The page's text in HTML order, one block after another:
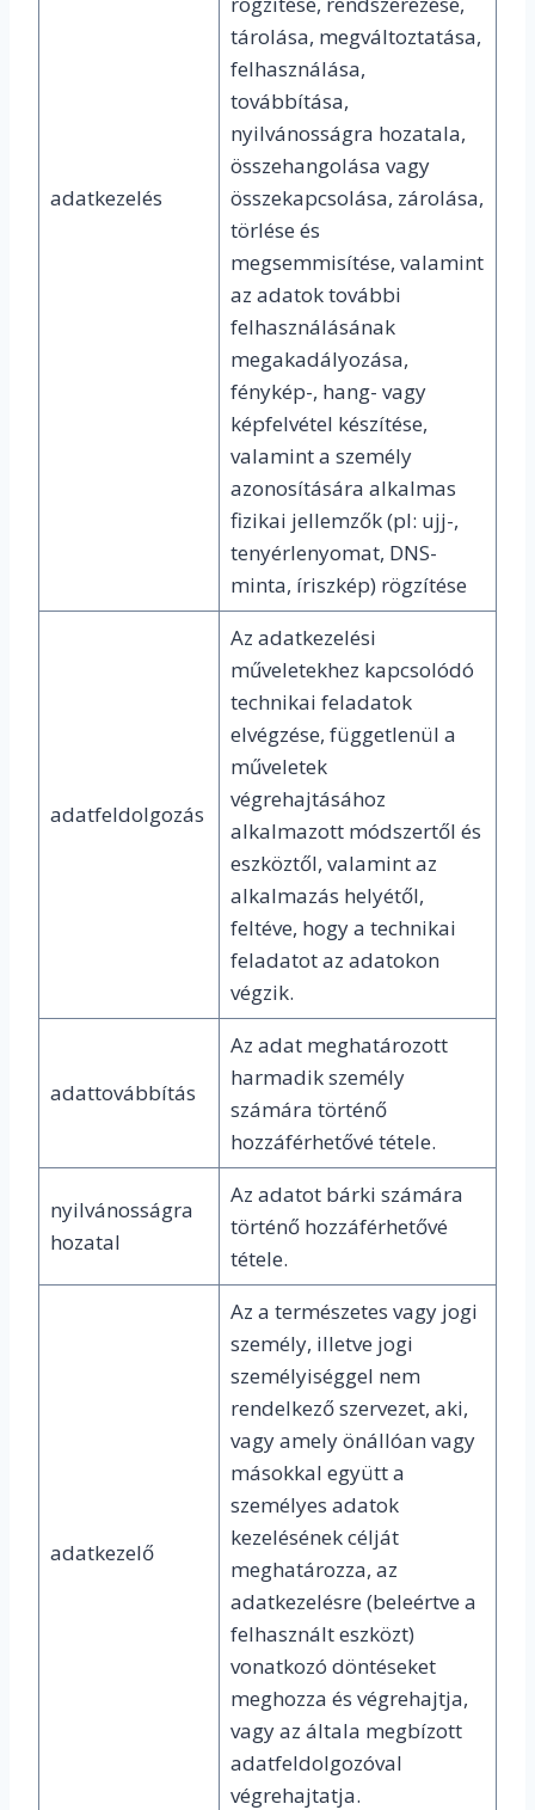
adatkezelés
tárolása, megváltoztatása,
felhasználása,
továbbítása,
nyilvánosságra hozatala,
összehangolása vagy
összekapcsolása, zárolása,
törlése és
megsemmisítése, valamint
az adatok további
felhasználásának
megakadályozása,
fénykép-, hang- vagy
képfelvétel készítése,
valamint a személy
azonosítására alkalmas
fizikai jellemzők (pl: ujj-,
tenyérlenyomat, DNS-
minta, íriszkép) rögzítése
adatfeldolgozás
Az adatkezelési
műveletekhez kapcsolódó
technikai feladatok
elvégzése, függetlenül a
műveletek
végrehajtásához
alkalmazott módszertől és
eszköztől, valamint az
alkalmazás helyétől,
feltéve, hogy a technikai
feladatot az adatokon
végzik.
adattovábbítás
Az adat meghatározott
harmadik személy
számára történő
hozzáférhetővé tétele.
nyilvánosságra
hozatal
Az adatot bárki számára
történő hozzáférhetővé
tétele.
adatkezelő
Az a természetes vagy jogi
személy, illetve jogi
személyiséggel nem
rendelkező szervezet, aki,
vagy amely önállóan vagy
másokkal együtt a
személyes adatok
kezelésének célját
meghatározza, az
adatkezelésre (beleértve a
felhasznált eszközt)
vonatkozó döntéseket
meghozza és végrehajtja,
vagy az általa megbízott
adatfeldolgozóval
végrehajtatja.